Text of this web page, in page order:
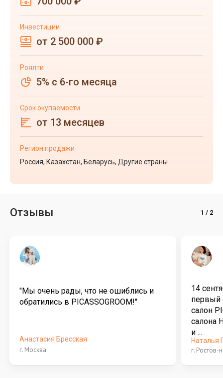
Инвестиции
от 2 500 000 ₽
Роялти
5% с 6-го месяца
Срок окупаемости
от 13 месяцев
Регион продажи
Россия, Казахстан, Беларусь, Другие страны
Отзывы
"Мы очень рады, что не ошиблись и
обратились в PICASSOGROOM!"
Анастасия Бресская
г. Москва
14
первый
салон
салона
и ...
Наталья
г. Ростов-